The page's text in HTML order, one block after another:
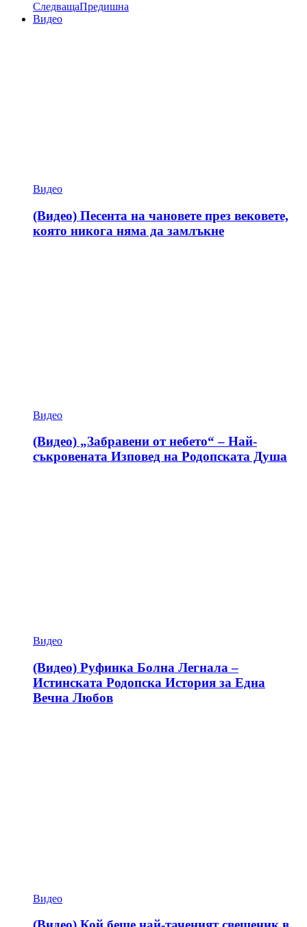
СледващаПредишна
Видео
Видео
(Видео) Песента на чановете през вековете,
която никога няма да замлъкне
Видео
(Видео) „Забравени от небето“ – Най-
съкровената Изповед на Родопската Душа
Видео
(Видео) Руфинка Болна Легнала –
Истинската Родопска История за Една
Вечна Любов
Видео